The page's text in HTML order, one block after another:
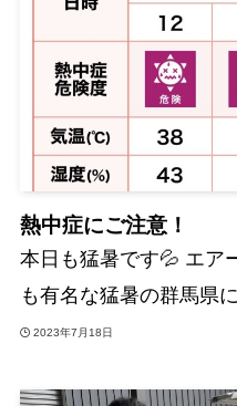
熱中症にご注意！
本日も猛暑です💦 エア
も有名な猛暑の群馬県
2023年7月18日